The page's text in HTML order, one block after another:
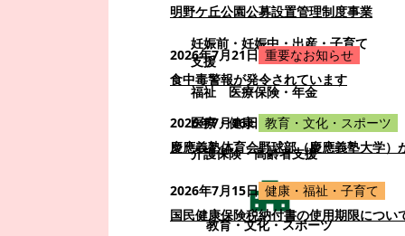
妊娠前・妊娠中・出産・子育て
支援
福祉
医療保険・年金
医療・健康
介護保険・高齢者支援
教育・文化・スポーツ
明野ケ丘公園公募設置管理制度事業
2026年7月21日 重要なお知らせ
食中毒警報が発令されています
2026年7月16日 教育・文化・スポーツ
慶應義塾体育会野球部（慶應義塾大学）
2026年7月15日 健康・福祉・子育て
国民健康保険税納付書の使用期限につい